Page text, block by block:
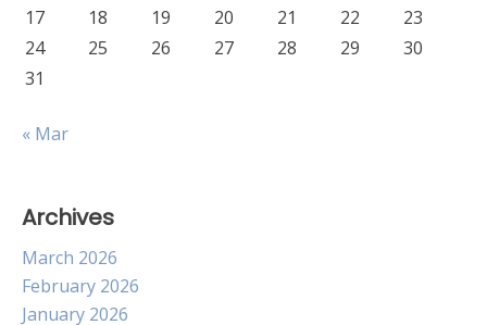
17
18 19 20 21 22
23
24
25 26 27 28 29
30
31
« Mar
Archives
March 2026
February 2026
January 2026